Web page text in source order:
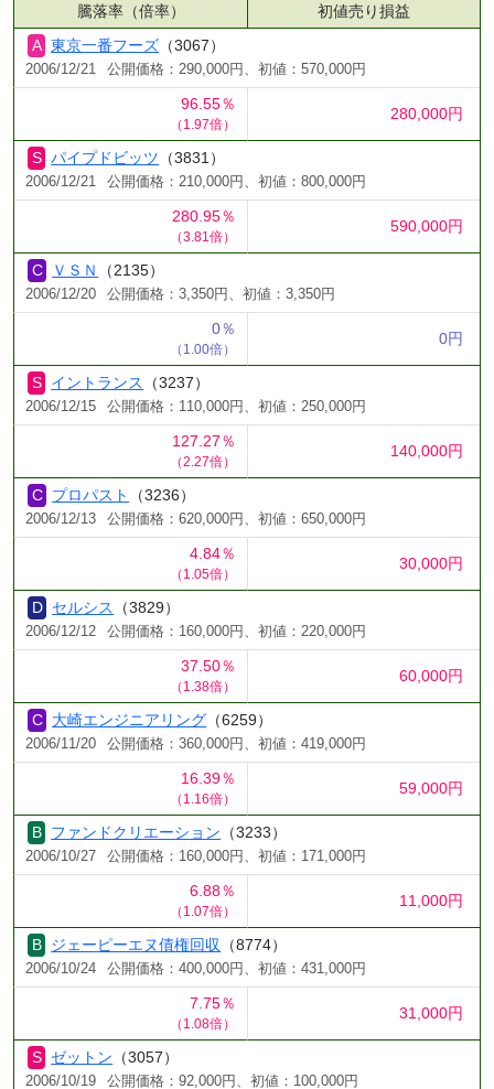
騰落率（倍率）
初値売り損益
東京一番フーズ （3067）
2006/12/21 公開価格：290,000円、初値：570,000円
96.55％
（1.97倍）
280,000円
パイプドビッツ （3831）
2006/12/21 公開価格：210,000円、初値：800,000円
280.95％
（3.81倍）
590,000円
ＶＳＮ （2135）
2006/12/20 公開価格：3,350円、初値：3,350円
0％
（1.00倍）
0円
イントランス （3237）
2006/12/15 公開価格：110,000円、初値：250,000円
127.27％
（2.27倍）
140,000円
プロパスト （3236）
2006/12/13 公開価格：620,000円、初値：650,000円
4.84％
（1.05倍）
30,000円
セルシス （3829）
2006/12/12 公開価格：160,000円、初値：220,000円
37.50％
（1.38倍）
60,000円
大崎エンジニアリング （6259）
2006/11/20 公開価格：360,000円、初値：419,000円
16.39％
（1.16倍）
59,000円
ファンドクリエーション （3233）
2006/10/27 公開価格：160,000円、初値：171,000円
6.88％
（1.07倍）
11,000円
ジェーピーエヌ債権回収 （8774）
2006/10/24 公開価格：400,000円、初値：431,000円
7.75％
（1.08倍）
31,000円
ゼットン （3057）
2006/10/19 公開価格：92,000円、初値：100,000円